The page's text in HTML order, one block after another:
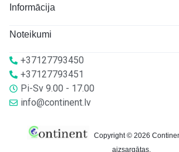
Informācija
Noteikumi
+37127793450
+37127793451
Pi-Sv 9.00 - 17.00
info@continent.lv
Copyright © 2026
aizsargātas.